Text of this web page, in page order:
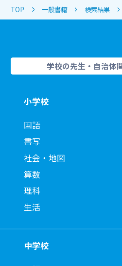
TOP 一般書籍 検索結果
学校の先生・自治体
小学校
国語
書写
社会・地図
算数
理科
生活
中学校